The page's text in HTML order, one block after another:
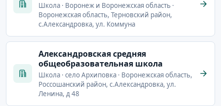
Школа · Воронеж и Воронежская область ·
Воронежская область, Терновский район,
с.Александровка, ул. Коммуна
Александровская средняя
общеобразовательная школа
Школа · село Архиповка · Воронежская область,
Россошанский район, с.Александровка, ул.
Ленина, д 48